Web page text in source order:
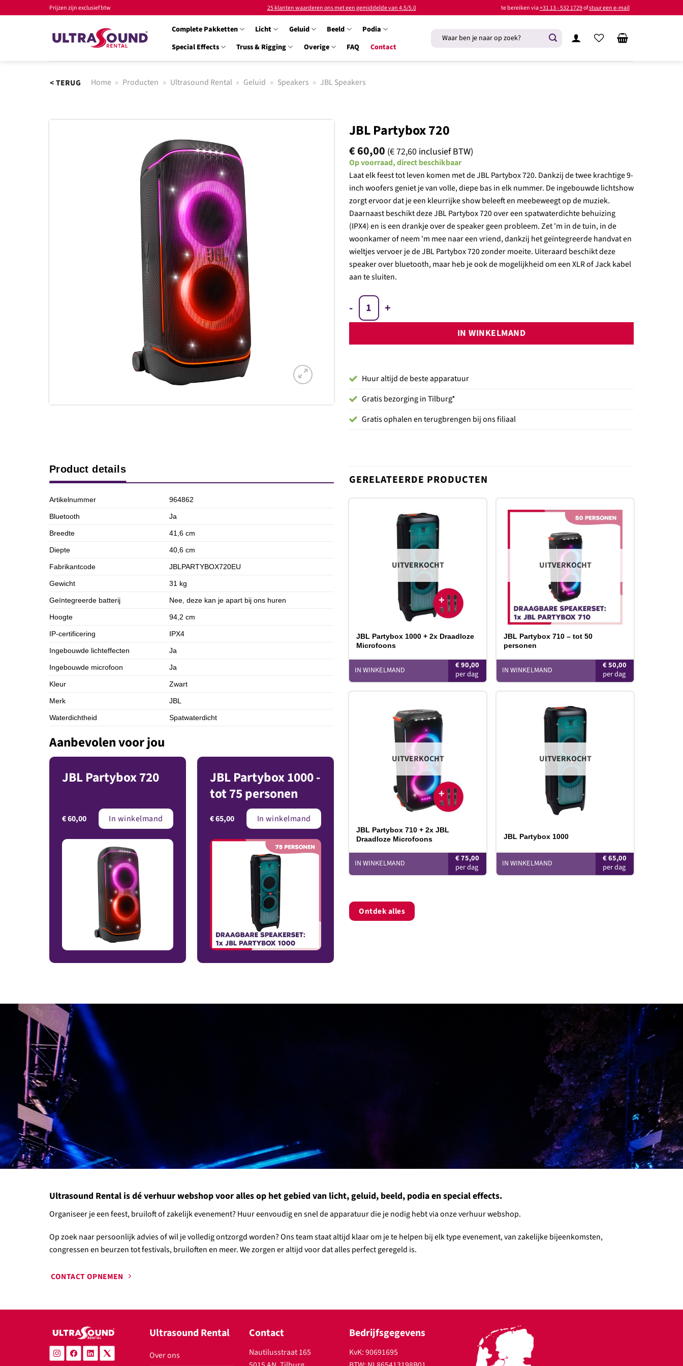
naar
Prijzen zijn exclusief btw 25 klanten waarderen ons met een gemiddelde van 4.5/5.0 te bereiken via+31 13 - 532 1729ofstuur een e-mail
Complete Pakketten Licht Geluid Beeld
Podia
Special Effects
Truss & Rigging Overige FAQ Contact
Zoeken
naar:
< TERUG Home » Producten » Ultrasound Rental » Geluid » Speakers » JBL Speakers
JBL Partybox 720
€60,00 (€72,60 inclusief BTW)
Op voorraad, direct beschikbaar
Laat elk feest tot leven komen met de JBL Partybox 720. Dankzij de twee krachtige 9-
inch woofers geniet je van volle, diepe bas in elk nummer. De ingebouwde lichtshow
zorgt ervoor dat je een kleurrijke show beleeft en meebeweegt op de muziek.
Daarnaast beschikt deze JBL Partybox 720 over een spatwaterdichte behuizing
(IPX4) en is een drankje over de speaker geen probleem. Zet 'm in de tuin, in de
woonkamer of neem 'm mee naar een vriend, dankzij het geïntegreerde handvat en
wieltjes vervoer je de JBL Partybox 720 zonder moeite. Uiteraard beschikt deze
speaker over bluetooth, maar heb je ook de mogelijkheid om een XLR of Jack kabel
aan te sluiten.
JBL Partybox 720 aantal
IN WINKELMAND
Huur altijd de beste apparatuur
Gratis bezorging in Tilburg*
Gratis ophalen en terugbrengen bij ons filiaal
Product details
Artikelnummer 964862
Bluetooth Ja
Breedte 41,6 cm
Diepte 40,6 cm
Fabrikantcode JBLPARTYBOX720EU
Gewicht 31 kg
Geïntegreerde batterij Nee, deze kan je apart bij ons huren
Hoogte 94,2 cm
IP-certificering IPX4
Ingebouwde lichteffecten Ja
Ingebouwde microfoon Ja
Kleur Zwart
Merk JBL
Waterdichtheid Spatwaterdicht
Aanbevolen voor jou
JBL Partybox 720
€60,00 In winkelmand
JBL Partybox 1000 -
tot 75 personen
€65,00 In winkelmand
GERELATEERDE PRODUCTEN
UITVERKOCHT
JBL Partybox 1000 + 2x Draadloze
Microfoons
€90,00
IN WINKELMAND
UITVERKOCHT
JBL Partybox 710 – tot 50
personen
€50,00
IN WINKELMAND
UITVERKOCHT
JBL Partybox 710 + 2x JBL
Draadloze Microfoons
€75,00
IN WINKELMAND
UITVERKOCHT
JBL Partybox 1000
€65,00
IN WINKELMAND
Ontdek alles
Ultrasound Rental is dé verhuur webshop voor alles op het gebied van licht, geluid, beeld, podia en special effects.
Organiseer je een feest, bruiloft of zakelijk evenement? Huur eenvoudig en snel de apparatuur die je nodig hebt via onze verhuur webshop.
Op zoek naar persoonlijk advies of wil je volledig ontzorgd worden? Ons team staat altijd klaar om je te helpen bij elk type evenement, van zakelijke bijeenkomsten,
congressen en beurzen tot festivals, bruiloften en meer. We zorgen er altijd voor dat alles perfect geregeld is.
CONTACT OPNEMEN
Ultrasound Rental
Over ons
Contact
Nautilusstraat 165
Bedrijfsgegevens
KvK: 90691695